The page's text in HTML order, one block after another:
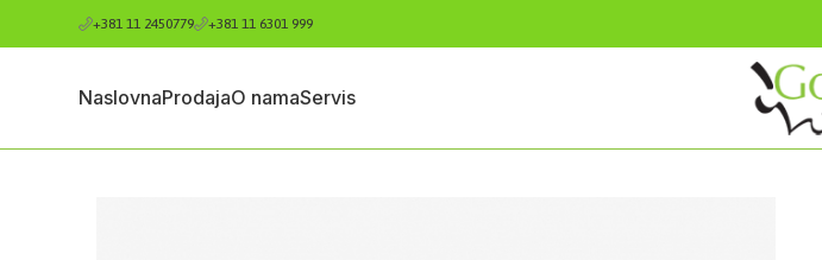
+381 11 2450779 +381 11 6301 999
NaslovnaProdajaO namaServis